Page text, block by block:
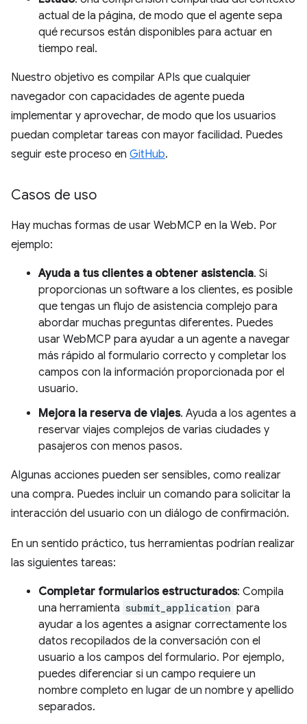
actual de la página, de modo que el agente sepa
qué recursos están disponibles para actuar en
tiempo real.
Nuestro objetivo es compilar APIs que cualquier
navegador con capacidades de agente pueda
implementar y aprovechar, de modo que los usuarios
puedan completar tareas con mayor facilidad. Puedes
seguir este proceso en GitHub.
Casos de uso
Hay muchas formas de usar WebMCP en la Web. Por
ejemplo:
Ayuda a tus clientes a obtener asistencia. Si
proporcionas un software a los clientes, es posible
que tengas un flujo de asistencia complejo para
abordar muchas preguntas diferentes. Puedes
usar WebMCP para ayudar a un agente a navegar
más rápido al formulario correcto y completar los
campos con la información proporcionada por el
usuario.
Mejora la reserva de viajes. Ayuda a los agentes a
reservar viajes complejos de varias ciudades y
pasajeros con menos pasos.
Algunas acciones pueden ser sensibles, como realizar
una compra. Puedes incluir un comando para solicitar la
interacción del usuario con un diálogo de confirmación.
En un sentido práctico, tus herramientas podrían realizar
las siguientes tareas:
Completar formularios estructurados: Compila
una herramienta submit_application para
ayudar a los agentes a asignar correctamente los
datos recopilados de la conversación con el
usuario a los campos del formulario. Por ejemplo,
puedes diferenciar si un campo requiere un
nombre completo en lugar de un nombre y apellido
separados.